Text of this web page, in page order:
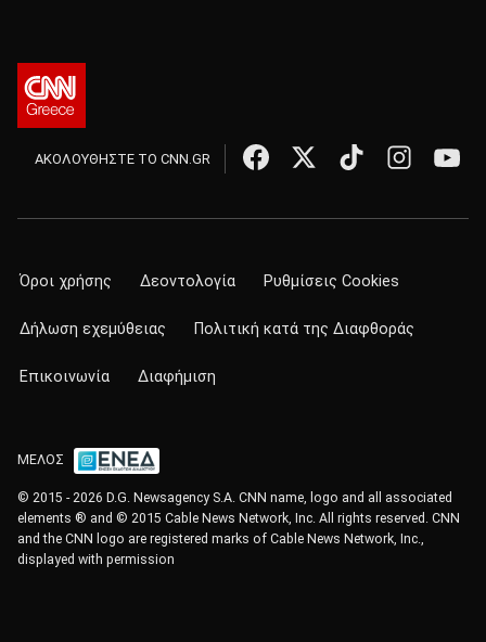
ΑΚΟΛΟΥΘΗΣΤΕ ΤΟ CNN.GR
Όροι χρήσης Δεοντολογία Ρυθμίσεις Cookies
Δήλωση εχεμύθειας Πολιτική κατά της Διαφθοράς
Επικοινωνία Διαφήμιση
ΜΕΛΟΣ
© 2015 - 2026 D.G. Newsagency S.A. CNN name, logo and all associated
elements ® and © 2015 Cable News Network, Inc. All rights reserved. CNN
and the CNN logo are registered marks of Cable News Network, Inc.,
displayed with permission